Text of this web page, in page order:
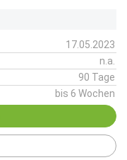
17.05.2023
n.a.
90 Tage
bis 6 Wochen